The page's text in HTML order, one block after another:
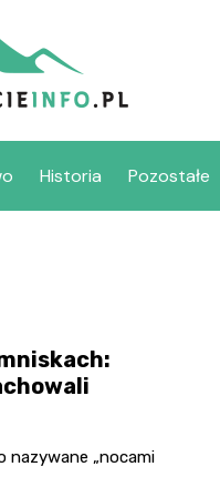
Historia Pozostałe
nazywane „nocami